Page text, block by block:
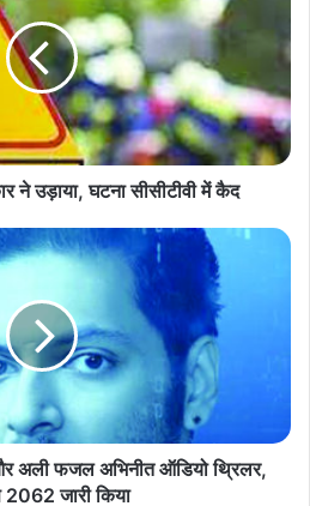
ने उड़ाया, घटना सीसीटीवी में कैद
अली फजल अभिनीत ऑडियो थ्रिलर,
2062 जारी किया